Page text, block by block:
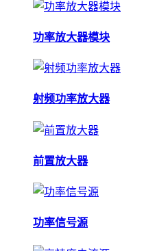
功率放大器模块
射频功率放大器
前置放大器
功率信号源